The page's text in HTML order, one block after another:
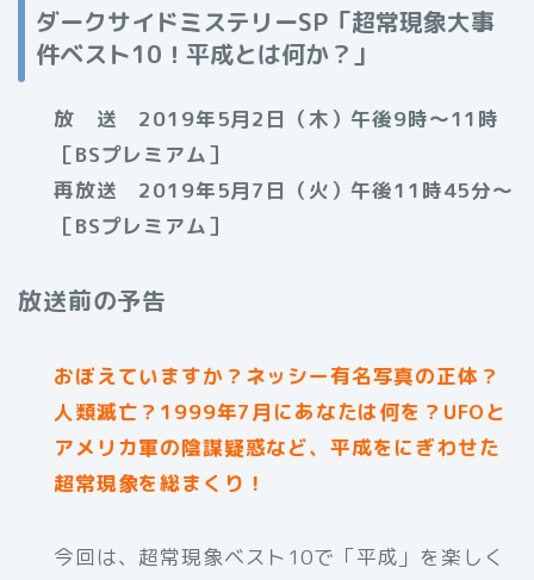
ダークサイドミステリーSP「超常現象大事
件ベスト10！平成とは何か？」
放 送 2019年5月2日（木）午後9時～11時
［BSプレミアム］
再放送 2019年5月7日（火）午後11時45分～
［BSプレミアム］
放送前の予告
おぼえていますか？ネッシー有名写真の正体？
人類滅亡？1999年7月にあなたは何を？UFOと
アメリカ軍の陰謀疑惑など、平成をにぎわせた
超常現象を総まくり！
今回は、超常現象ベスト10で「平成」を楽しく